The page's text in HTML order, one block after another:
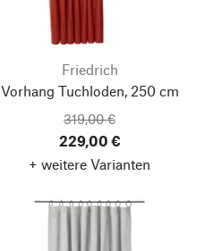
Friedrich
Vorhang Tuchloden, 250 cm
319,00 €
229,00 €
+ weitere Varianten